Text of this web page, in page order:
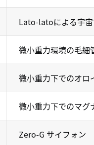
Lato-latoによる宇
微小重力環境の毛細
微小重力下でのオロ
微小重力下でのマグ
Zero-G サイフォン